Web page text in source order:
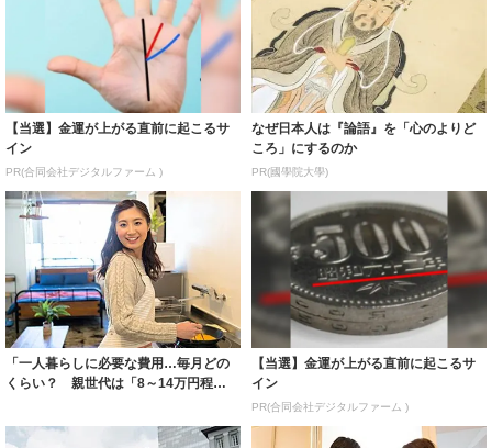
【当選】金運が上がる直前に起こるサ
イン
PR(合同会社デジタルファーム )
なぜ日本人は『論語』を「心のよりど
ころ」にするのか
PR(國學院大學)
「一人暮らしに必要な費用…毎月どの
くらい？ 親世代は「8～14万円程
【当選】金運が上がる直前に起こるサ
イン
PR(合同会社デジタルファーム )